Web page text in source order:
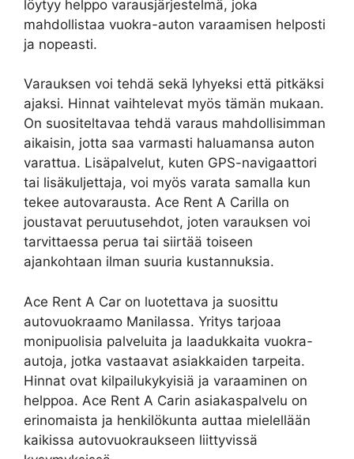
löytyy helppo varausjärjestelmä, joka
mahdollistaa vuokra-auton varaamisen helposti
ja nopeasti.
Varauksen voi tehdä sekä lyhyeksi että pitkäksi
ajaksi. Hinnat vaihtelevat myös tämän mukaan.
On suositeltavaa tehdä varaus mahdollisimman
aikaisin, jotta saa varmasti haluamansa auton
varattua. Lisäpalvelut, kuten GPS-navigaattori
tai lisäkuljettaja, voi myös varata samalla kun
tekee autovarausta. Ace Rent A Carilla on
joustavat peruutusehdot, joten varauksen voi
tarvittaessa perua tai siirtää toiseen
ajankohtaan ilman suuria kustannuksia.
Ace Rent A Car on luotettava ja suosittu
autovuokraamo Manilassa. Yritys tarjoaa
monipuolisia palveluita ja laadukkaita vuokra-
autoja, jotka vastaavat asiakkaiden tarpeita.
Hinnat ovat kilpailukykyisiä ja varaaminen on
helppoa. Ace Rent A Carin asiakaspalvelu on
erinomaista ja henkilökunta auttaa mielellään
kaikissa autovuokraukseen liittyvissä